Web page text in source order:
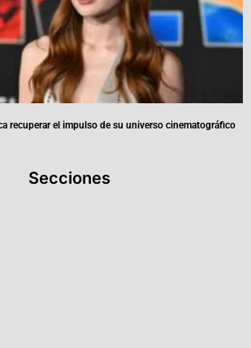
recuperar el impulso de su universo cinematográfico
Secciones